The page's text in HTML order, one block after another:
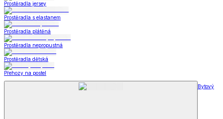
Prostěradla jersey
Prostěradla s elastanem
Prostěradla plátěná
Prostěradla nepropustná
Prostěradla dětská
Přehozy na postel
Bytový